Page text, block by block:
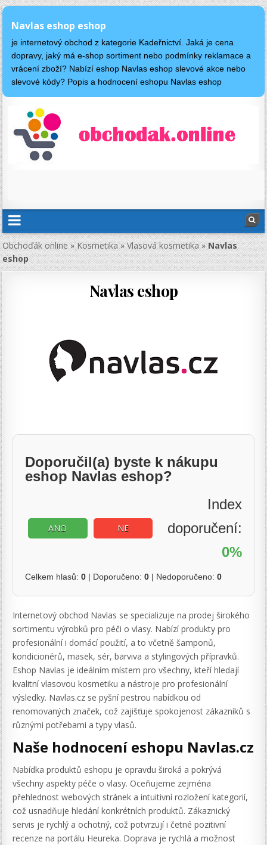
Navlas eshop eshop
je internetový obchod z kategorie Kadeřnictví. Jaká je cena
dopravy, jaký má e-shop sortiment nebo podmínky reklamace a
vrácení zboží? Nabízí eshop Navlas eshop slevové akce nebo
slevové kódy? Popis a hodnocení eshopu Navlas eshop
Obchoďák online»Kosmetika»Vlasová kosmetika»Navlas
eshop
Navlas eshop
Doporučil(a) byste k nákupu
eshop Navlas eshop?
ANO NE
Index
doporučení:
0%
Celkem hlasů:0 | Doporučeno:0 | Nedoporučeno:0
Internetový obchod Navlas se specializuje na prodej širokého
sortimentu výrobků pro péči o vlasy. Nabízí produkty pro
profesionální i domácí použití, a to včetně šamponů,
kondicionérů, masek, sér, barviva a stylingových přípravků.
Eshop Navlas je ideálním místem pro všechny, kteří hledají
kvalitní vlasovou kosmetiku a nástroje pro profesionální
výsledky. Navlas.cz se pyšní pestrou nabídkou od
renomovaných značek, což zajišťuje spokojenost zákazníků s
různými potřebami a typy vlasů.
Naše hodnocení eshopu Navlas.cz
Nabídka produktů eshopu je opravdu široká a pokrývá
všechny aspekty péče o vlasy. Oceňujeme zejména
přehlednost webových stránek a intuitivní rozložení kategorií,
což usnadňuje hledání konkrétních produktů. Zákaznický
servis je rychlý a ochotný, což potvrzují i četné pozitivní
recenze na portálu Heureka. Doprava je rychlá a možnost